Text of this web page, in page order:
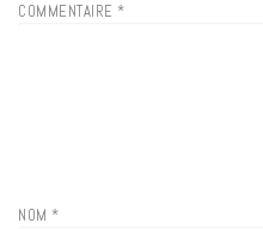
COMMENTAIRE *
NOM *